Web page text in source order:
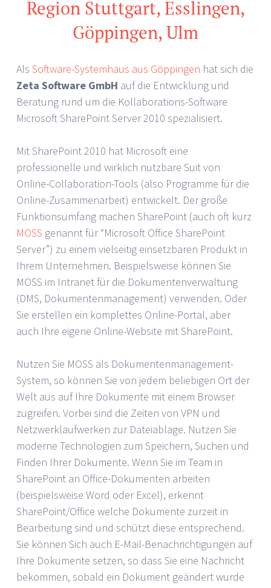
Region Stuttgart, Esslingen,
Göppingen, Ulm
Als Software-Systemhaus aus Göppingen hat sich die
Zeta Software GmbH auf die Entwicklung und
Beratung rund um die Kollaborations-Software
Microsoft SharePoint Server 2010 spezialisiert.
Mit SharePoint 2010 hat Microsoft eine
professionelle und wirklich nutzbare Suit von
Online-Collaboration-Tools (also Programme für die
Online-Zusammenarbeit) entwickelt. Der große
Funktionsumfang machen SharePoint (auch oft kurz
MOSS genannt für “Microsoft Office SharePoint
Server”) zu einem vielseitig einsetzbaren Produkt in
Ihrem Unternehmen. Beispielsweise können Sie
MOSS im Intranet für die Dokumentenverwaltung
(DMS, Dokumentenmanagement) verwenden. Oder
Sie erstellen ein komplettes Online-Portal, aber
auch Ihre eigene Online-Website mit SharePoint.
Nutzen Sie MOSS als Dokumentenmanagement-
System, so können Sie von jedem beliebigen Ort der
Welt aus auf Ihre Dokumente mit einem Browser
zugreifen. Vorbei sind die Zeiten von VPN und
Netzwerklaufwerken zur Dateiablage. Nutzen Sie
moderne Technologien zum Speichern, Suchen und
Finden Ihrer Dokumente. Wenn Sie im Team in
SharePoint an Office-Dokumenten arbeiten
(beispielsweise Word oder Excel), erkennt
SharePoint/Office welche Dokumente zurzeit in
Bearbeitung sind und schützt diese entsprechend.
Sie können Sich auch E-Mail-Benachrichtigungen auf
Ihre Dokumente setzen, so dass Sie eine Nachricht
bekommen, sobald ein Dokument geändert wurde